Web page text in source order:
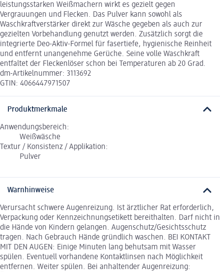
leistungsstarken Weißmachern wirkt es gezielt gegen
Vergrauungen und Flecken. Das Pulver kann sowohl als
Waschkraftverstärker direkt zur Wäsche gegeben als auch zur
gezielten Vorbehandlung genutzt werden. Zusätzlich sorgt die
integrierte Deo-Aktiv-Formel für fasertiefe, hygienische Reinheit
und entfernt unangenehme Gerüche. Seine volle Waschkraft
entfaltet der Fleckenlöser schon bei Temperaturen ab 20 Grad.
dm-Artikelnummer: 3113692
GTIN: 4066447971507
Produktmerkmale
Anwendungsbereich:
Weißwäsche
Textur / Konsistenz / Applikation:
Pulver
Warnhinweise
Verursacht schwere Augenreizung. Ist ärztlicher Rat erforderlich,
Verpackung oder Kennzeichnungsetikett bereithalten. Darf nicht in
die Hände von Kindern gelangen. Augenschutz/Gesichtsschutz
tragen. Nach Gebrauch Hände gründlich waschen. BEI KONTAKT
MIT DEN AUGEN: Einige Minuten lang behutsam mit Wasser
spülen. Eventuell vorhandene Kontaktlinsen nach Möglichkeit
entfernen. Weiter spülen. Bei anhaltender Augenreizung: